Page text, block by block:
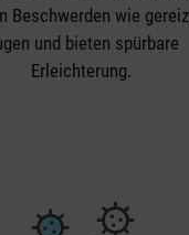
Beschwerden wie
und bieten spürbare
Erleichterung.